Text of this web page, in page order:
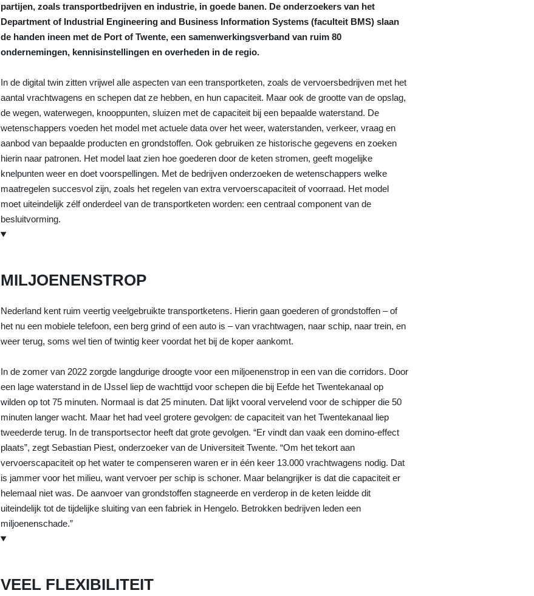
partijen, zoals transportbedrijven en industrie, in goede banen. De onderzoekers van het
Department of Industrial Engineering and Business Information Systems (faculteit BMS) slaan
de handen ineen met de Port of Twente, een samenwerkingsverband van ruim 80
ondernemingen, kennisinstellingen en overheden in de regio.
In de digital twin zitten vrijwel alle aspecten van een transportketen, zoals de vervoersbedrijven met het
aantal vrachtwagens en schepen dat ze hebben, en hun capaciteit. Maar ook de grootte van de opslag,
de wegen, waterwegen, knooppunten, sluizen met de capaciteit bij een bepaalde waterstand. De
wetenschappers voeden het model met actuele data over het weer, waterstanden, verkeer, vraag en
aanbod van bepaalde producten en grondstoffen. Ook gebruiken ze historische gegevens en zoeken
hierin naar patronen. Het model laat zien hoe goederen door de keten stromen, geeft mogelijke
knelpunten weer en doet voorspellingen. Met de bedrijven onderzoeken de wetenschappers welke
maatregelen succesvol zijn, zoals het regelen van extra vervoerscapaciteit of voorraad. Het model
moet uiteindelijk zélf onderdeel van de transportketen worden: een centraal component van de
besluitvorming.
MILJOENENSTROP
Nederland kent ruim veertig veelgebruikte transportketens. Hierin gaan goederen of grondstoffen – of
het nu een mobiele telefoon, een berg grind of een auto is – van vrachtwagen, naar schip, naar trein, en
weer terug, soms wel tien of twintig keer voordat het bij de koper aankomt.
In de zomer van 2022 zorgde langdurige droogte voor een miljoenenstrop in een van die corridors. Door
een lage waterstand in de IJssel liep de wachttijd voor schepen die bij Eefde het Twentekanaal op
wilden op tot 75 minuten. Normaal is dat 25 minuten. Dat lijkt vooral vervelend voor de schipper die 50
minuten langer wacht. Maar het had veel grotere gevolgen: de capaciteit van het Twentekanaal liep
tweederde terug. In de transportsector heeft dat grote gevolgen. “Er vindt dan vaak een domino-effect
plaats”, zegt Sebastian Piest, onderzoeker van de Universiteit Twente. “Om het tekort aan
vervoerscapaciteit op het water te compenseren waren er in één keer 13.000 vrachtwagens nodig. Dat
is jammer voor het milieu, want vervoer per schip is schoner. Maar belangrijker is dat die capaciteit er
helemaal niet was. De aanvoer van grondstoffen stagneerde en verderop in de keten leidde dit
uiteindelijk tot de tijdelijke sluiting van een fabriek in Hengelo. Betrokken bedrijven leden een
miljoenenschade.”
VEEL FLEXIBILITEIT